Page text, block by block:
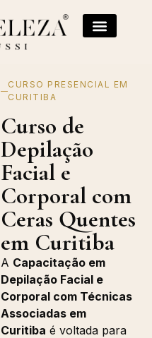
CURSO PRESENCIAL EM
CURITIBA
Curso de
Depilação
Facial e
Corporal com
Ceras Quentes
em Curitiba
A Capacitação em
Depilação Facial e
Corporal com Técnicas
Associadas em
Curitiba é voltada para